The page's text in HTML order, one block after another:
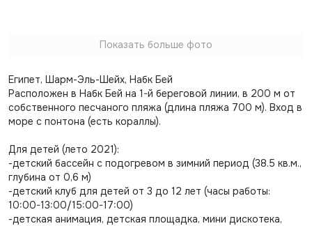
Показать больше фото
Египет, Шарм-Эль-Шейх, Набк Бей
Расположен в Набк Бей на 1-й береговой линии, в 200 м от
собственного песчаного пляжа (длина пляжа 700 м). Вход в
море с понтона (есть кораллы).
Для детей (лето 2021):
-детский бассейн с подогревом в зимний период (38.5 кв.м.,
глубина от 0,6 м)
-детский клуб для детей от 3 до 12 лет (часы работы:
10:00-13:00/15:00-17:00)
-детская анимация, детская площадка, мини дискотека,